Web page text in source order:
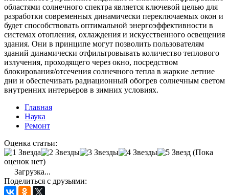
областями солнечного спектра является ключевой целью для
разработки современных динамически переключаемых окон и
будет способствовать оптимальной энергоэффективности в
системах отопления, охлаждения и искусственного освещения
здания. Они в принципе могут позволить пользователям
зданий динамически отфильтровывать количество теплового
излучения, проходящего через окно, посредством
блокирования/отсечения солнечного тепла в жаркие летние
дни и обеспечивать радиационный обогрев солнечным светом
внутренних интерьеров в зимних условиях.
Главная
Наука
Ремонт
Оценка статьи:
(Пока
оценок нет)
Загрузка...
Поделиться с друзьями: